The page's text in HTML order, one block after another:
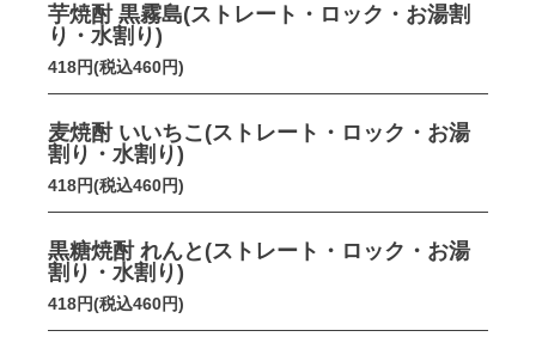
芋焼酎 黒霧島(ストレート・ロック・お湯割
り・水割り)
418円(税込460円)
麦焼酎 いいちこ(ストレート・ロック・お湯
割り・水割り)
418円(税込460円)
黒糖焼酎 れんと(ストレート・ロック・お湯
割り・水割り)
418円(税込460円)